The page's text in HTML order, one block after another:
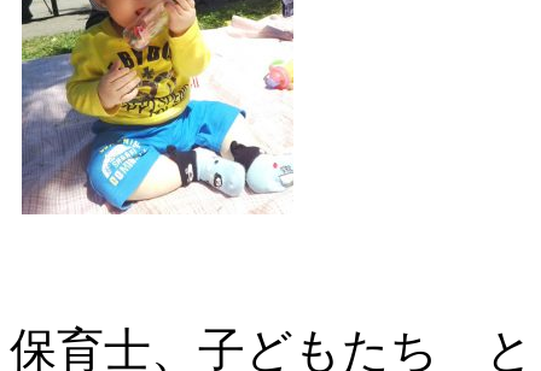
保育士、子どもたち と